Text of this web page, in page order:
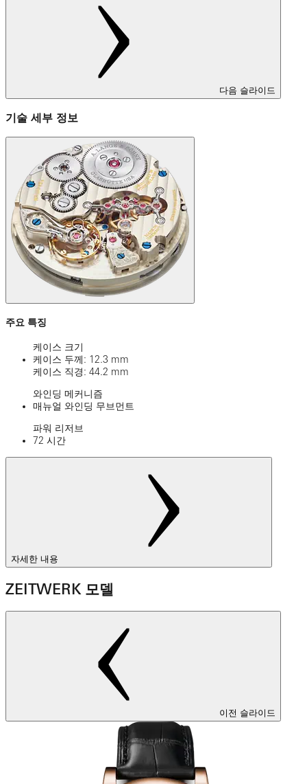
다음 슬라이드
기술 세부 정보
주요 특징
케이스 크기
케이스 두께: 12.3 mm
케이스 직경: 44.2 mm
와인딩 메커니즘
매뉴얼 와인딩 무브먼트
파워 리저브
72 시간
자세한 내용
ZEITWERK 모델
이전 슬라이드